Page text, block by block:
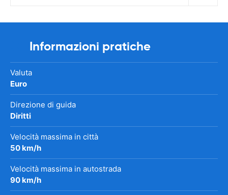
Informazioni pratiche
Valuta
Euro
Direzione di guida
Diritti
Velocità massima in città
50 km/h
Velocità massima in autostrada
90 km/h